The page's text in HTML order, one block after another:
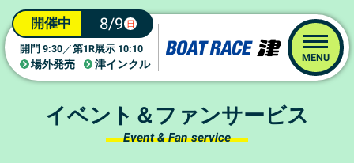
開催中 8/9 日
開門9:30／第1R展示 10:10
場外発売
津インクル
MENU
イベント＆ファンサービス
Event & Fan service